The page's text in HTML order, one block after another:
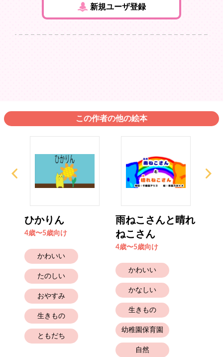
新規ユーザ登録
この作者の他の絵本
ひかりん
4歳〜5歳向け
かわいい
たのしい
おやすみ
生きもの
ともだち
雨ねこさんと晴れ
ねこさん
4歳〜5歳向け
かわいい
かなしい
生きもの
幼稚園保育園
自然